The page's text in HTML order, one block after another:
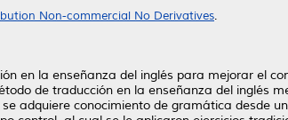
Non-commercial No Derivatives.
en la enseñanza del inglés para mejorar el
de traducción en la enseñanza del inglés
adquiere conocimiento de gramática desde